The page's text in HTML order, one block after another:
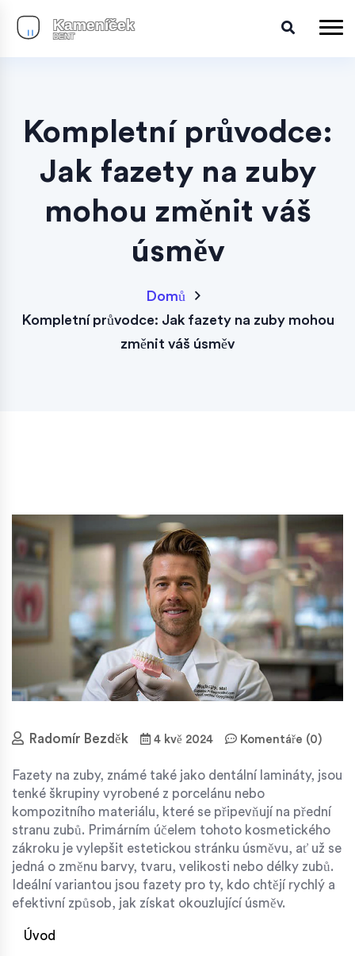
Kompletní průvodce:
Jak fazety na zuby
mohou změnit váš
úsměv
Domů
Kompletní průvodce: Jak fazety na zuby mohou
změnit váš úsměv
Radomír Bezděk 4 kvě 2024 Komentáře (0)
Fazety na zuby, známé také jako dentální lamináty, jsou
tenké škrupiny vyrobené z porcelánu nebo
kompozitního materiálu, které se připevňují na přední
stranu zubů. Primárním účelem tohoto kosmetického
zákroku je vylepšit estetickou stránku úsměvu, ať už se
jedná o změnu barvy, tvaru, velikosti nebo délky zubů.
Ideální variantou jsou fazety pro ty, kdo chtějí rychlý a
efektivní způsob, jak získat okouzlující úsměv.
Úvod